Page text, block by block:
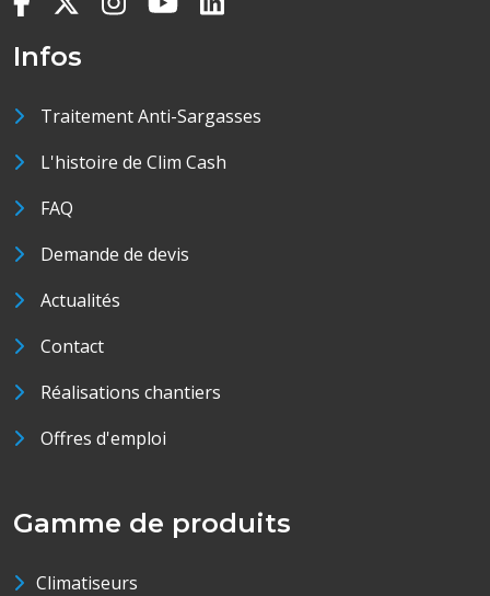
Infos
Traitement Anti-Sargasses
L'histoire de Clim Cash
FAQ
Demande de devis
Actualités
Contact
Réalisations chantiers
Offres d'emploi
Gamme de produits
Climatiseurs